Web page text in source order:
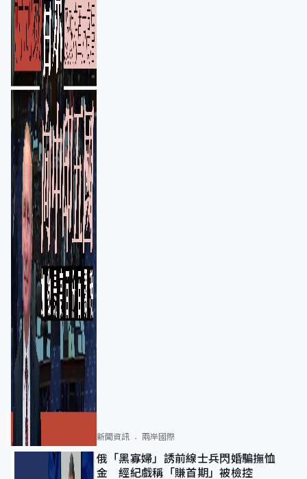
新聞資訊 兩岸國際
俄「黑寡婦」誘前線士兵閃婚騙撫恤
金 經紀戲稱「賺首期」被檢控